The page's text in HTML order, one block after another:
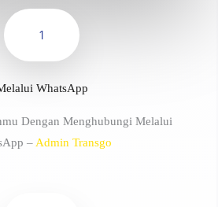
1
WhatsApp
Dengan Menghubungi Melalui
– Admin Transgo